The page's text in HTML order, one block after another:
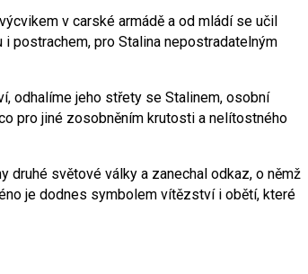
v carské armádě a od mládí se učil
postrachem, pro Stalina nepostradatelným
odhalíme jeho střety se Stalinem, osobní
pro jiné zosobněním krutosti a nelítostného
druhé světové války a zanechal odkaz, o němž
je dodnes symbolem vítězství i obětí, které